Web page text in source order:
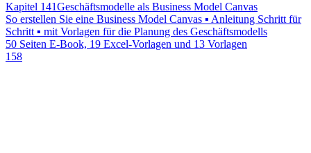
Kapitel 141Geschäftsmodelle als Business Model Canvas
So erstellen Sie eine Business Model Canvas ▪ Anleitung Schritt für
Schritt ▪ mit Vorlagen für die Planung des Geschäftsmodells
50 Seiten E-Book, 19 Excel-Vorlagen und 13 Vorlagen
158